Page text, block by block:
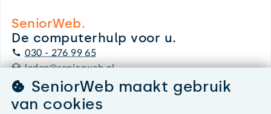
SeniorWeb.
De computerhulp voor u.
030 - 276 99 65
leden@seniorweb.nl
SeniorWeb maakt gebruik
van cookies